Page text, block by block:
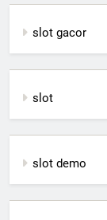
slot gacor
slot
slot demo